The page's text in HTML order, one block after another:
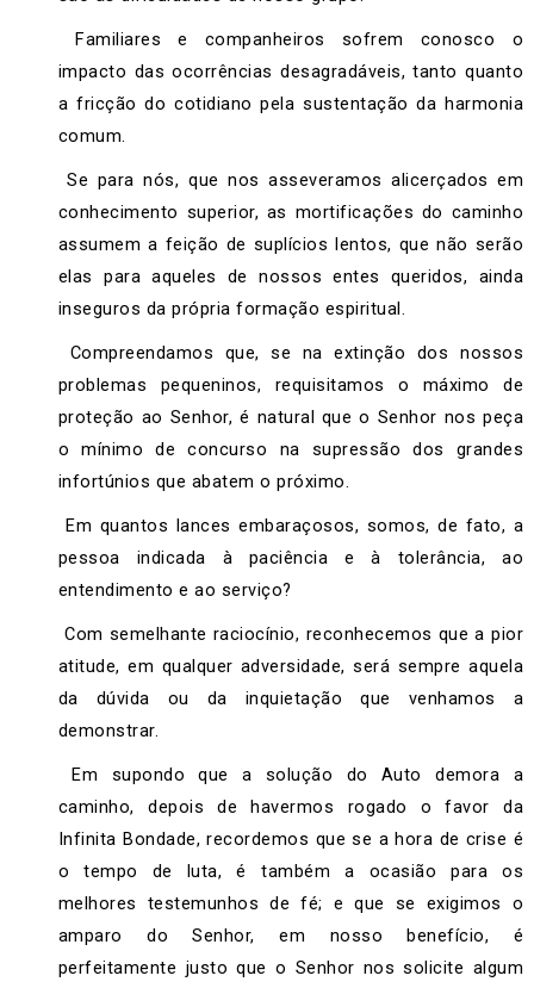
Familiares e companheiros sofrem conosco o
impacto das ocorrências desagradáveis, tanto quanto
a fricção do cotidiano pela sustentação da harmonia
comum.
Se para nós, que nos asseveramos alicerçados em
conhecimento superior, as mortificações do caminho
assumem a feição de suplícios lentos, que não serão
elas para aqueles de nossos entes queridos, ainda
inseguros da própria formação espiritual.
Compreendamos que, se na extinção dos nossos
problemas pequeninos, requisitamos o máximo de
proteção ao Senhor, é natural que o Senhor nos peça
o mínimo de concurso na supressão dos grandes
infortúnios que abatem o próximo.
Em quantos lances embaraçosos, somos, de fato, a
pessoa indicada à paciência e à tolerância, ao
entendimento e ao serviço?
Com semelhante raciocínio, reconhecemos que a pior
atitude, em qualquer adversidade, será sempre aquela
da dúvida ou da inquietação que venhamos a
demonstrar.
Em supondo que a solução do Auto demora a
caminho, depois de havermos rogado o favor da
Infinita Bondade, recordemos que se a hora de crise é
o tempo de luta, é também a ocasião para os
melhores testemunhos de fé; e que se exigimos o
amparo do Senhor, em nosso benefício, é
perfeitamente justo que o Senhor nos solicite algum